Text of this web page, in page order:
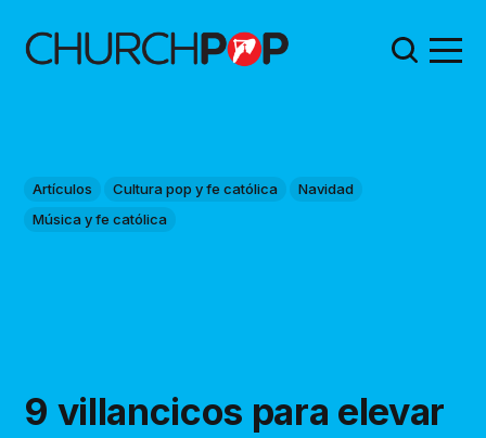
Artículos Cultura pop y fe católica
Navidad
Música y fe católica
9 villancicos para elevar